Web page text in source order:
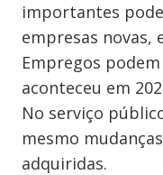
importantes
empresas novas,
Empregos
aconteceu em
No serviço
mesmo
adquiridas.